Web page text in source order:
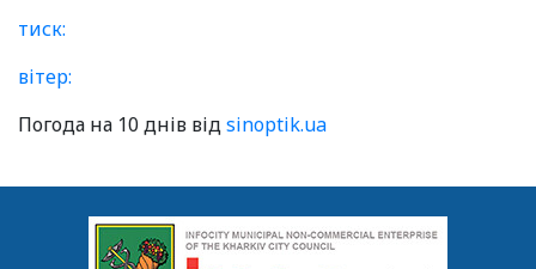
тиск:
вітер:
Погода на 10 днів відsinoptik.ua